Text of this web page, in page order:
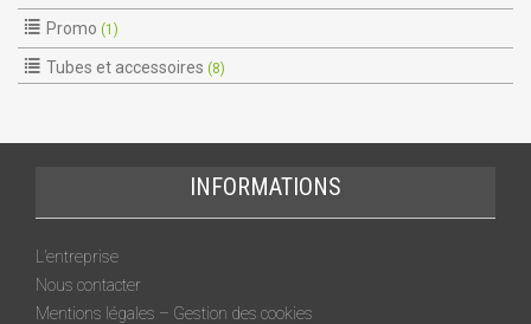
Promo (1)
Tubes et accessoires (8)
INFORMATIONS
L’entreprise
Nous contacter
Mentions légales – Gestion des cookies